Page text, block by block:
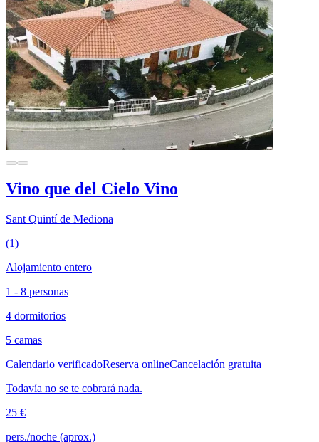
Vino que del Cielo Vino
Sant Quintí de Mediona
(1)
Alojamiento entero
1 - 8 personas
4 dormitorios
5 camas
Calendario verificadoReserva onlineCancelación gratuita
Todavía no se te cobrará nada.
25 €
pers./noche (aprox.)